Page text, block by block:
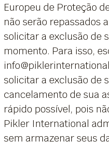
Europeu de Proteção
não serão repassados
solicitar a exclusão de
momento. Para isso,
solicitar a exclusão de
cancelamento de sua
rápido possível, pois
Pikler International
sem armazenar seus